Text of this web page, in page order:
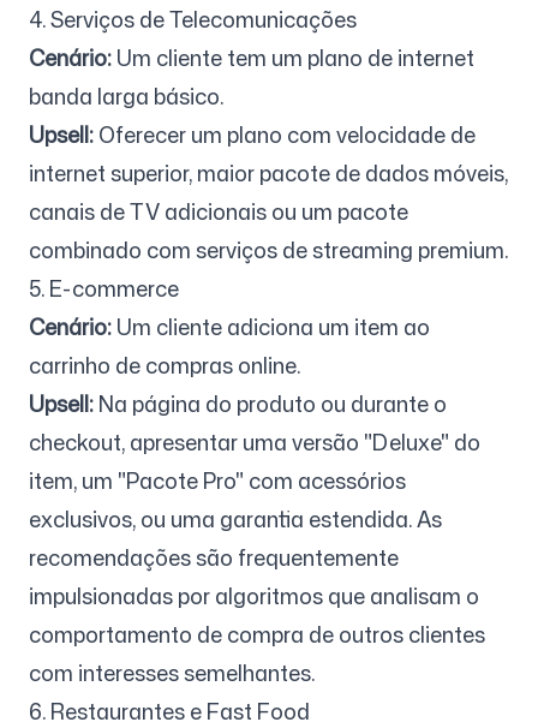
4. Serviços de Telecomunicações
Cenário:Um cliente tem um plano de internet
banda larga básico.
Upsell:Oferecer um plano com velocidade de
internet superior, maior pacote de dados móveis,
canais de TV adicionais ou um pacote
combinado com serviços de streaming premium.
5. E-commerce
Cenário:Um cliente adiciona um item ao
carrinho de compras online.
Upsell:Na página do produto ou durante o
checkout, apresentar uma versão "Deluxe" do
item, um "Pacote Pro" com acessórios
exclusivos, ou uma garantia estendida. As
recomendações são frequentemente
impulsionadas por algoritmos que analisam o
comportamento de compra de outros clientes
com interesses semelhantes.
6. Restaurantes e Fast Food